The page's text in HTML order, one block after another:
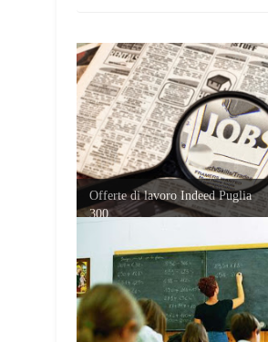
Offerte di lavoro Indeed Puglia
300...